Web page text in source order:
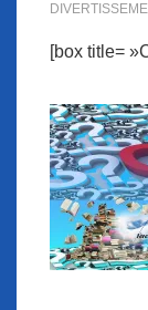
[box title=